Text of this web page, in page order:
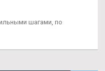
шагами, по